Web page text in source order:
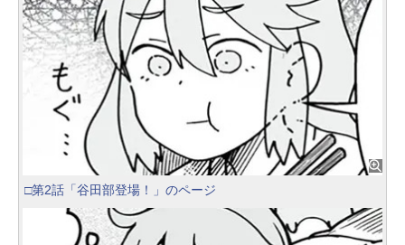
□第2話「谷田部登場！」のページ